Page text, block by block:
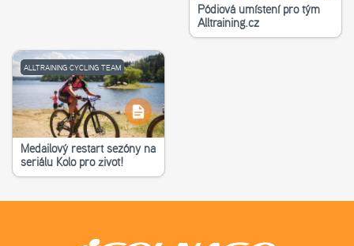
Pódiová umístění pro tým
Alltraining.cz
ALLTRAINING CYCLING TEAM
Medailový restart sezóny na
seriálu Kolo pro život!